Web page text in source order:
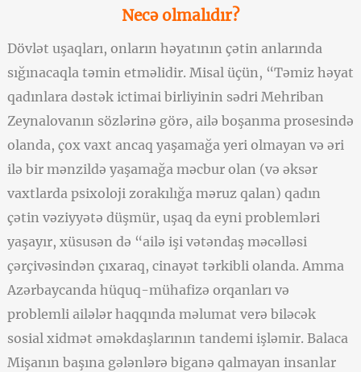
Necə olmalıdır?
Dövlət uşaqları, onların həyatının çətin anlarında
sığınacaqla təmin etməlidir. Misal üçün, “Təmiz həyat
qadınlara dəstək ictimai birliyinin sədri Mehriban
Zeynalovanın sözlərinə görə, ailə boşanma prosesində
olanda, çox vaxt ancaq yaşamağa yeri olmayan və əri
ilə bir mənzildə yaşamağa məcbur olan (və əksər
vaxtlarda psixoloji zorakılığa məruz qalan) qadın
çətin vəziyyətə düşmür, uşaq da eyni problemləri
yaşayır, xüsusən də “ailə işi vətəndaş məcəlləsi
çərçivəsindən çıxaraq, cinayət tərkibli olanda. Amma
Azərbaycanda hüquq-mühafizə orqanları və
problemli ailələr haqqında məlumat verə biləcək
sosial xidmət əməkdaşlarının tandemi işləmir. Balaca
Mişanın başına gələnlərə biganə qalmayan insanlar